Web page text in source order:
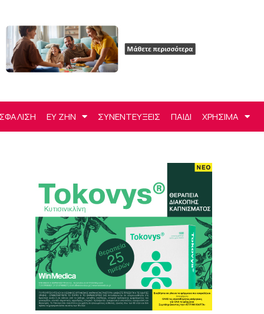
ΕΥ ΖΗΝ ΣΥΝΕΝΤΕΥΞΕΙΣ ΠΑΙΔΙ ΧΡΗΣΙΜΑ